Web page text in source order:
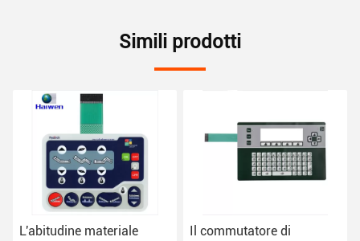
Simili prodotti
Il commutatore di
Certificato tattile di iso di